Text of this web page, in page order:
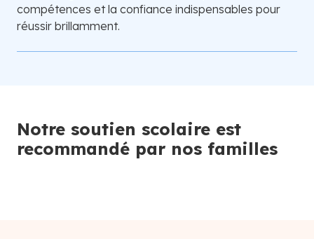
compétences et la confiance indispensables pour
réussir brillamment.
Notre soutien scolaire est
recommandé par nos familles